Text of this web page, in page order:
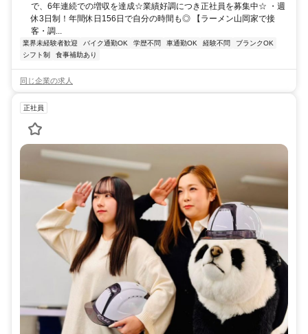
で、6年連続での増収を達成☆業績好調につき正社員を募集中☆ ・週
休3日制！年間休日156日で自分の時間も◎ 【ラーメン山岡家で接
客・調...
業界未経験者歓迎 バイク通勤OK 学歴不問 車通勤OK 経験不問
ブランクOK
シフト制
食事補助あり
同じ企業の求人
正社員